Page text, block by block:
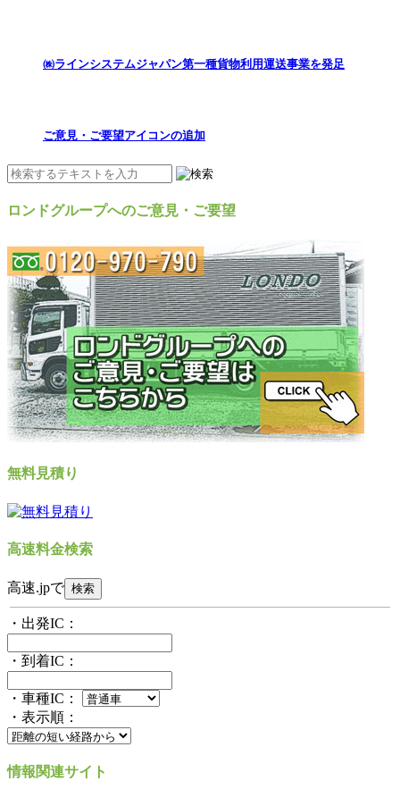
㈱ラインシステムジャパン第一種貨物利用運送事業を発足
ご意見・ご要望アイコンの追加
ロンドグループへのご意見・ご要望
無料見積り
高速料金検索
高速.jpで
・出発IC：
・到着IC：
・車種IC：
・表示順：
情報関連サイト